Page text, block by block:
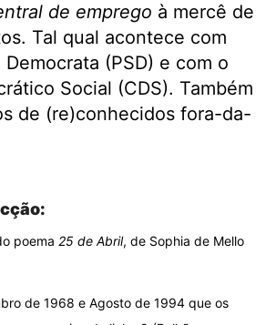
de emprego à mercê de
Tal qual acontece com
(PSD) e com o
Social (CDS). Também
de (re)conhecidos fora-da-
poema 25 de Abril, de Sophia de Mello
de 1968 e Agosto de 1994 que os